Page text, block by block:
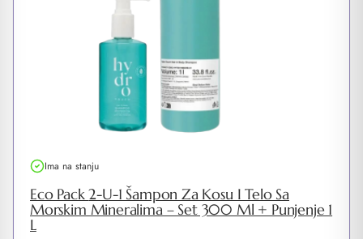
Ima na stanju
Eco Pack 2-U-1 Šampon Za Kosu I Telo Sa
Morskim Mineralima – Set 300 Ml + Punjenje 1
L